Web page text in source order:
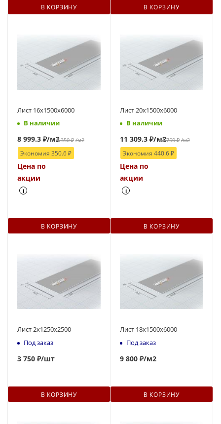
В КОРЗИНУ В КОРЗИНУ
Лист 16х1500х6000
В наличии
9 350₽ /м2
8 999.3 ₽/м2
Экономия 350.6₽
Цена по
акции
i
В КОРЗИНУ
Лист 20х1500х6000
В наличии
11 750₽ /м2
11 309.3 ₽/м2
Экономия 440.6₽
Цена по
акции
i
В КОРЗИНУ
Лист 2х1250х2500
Под заказ
3 750 ₽/шт
В КОРЗИНУ
Лист 18х1500х6000
Под заказ
9 800 ₽/м2
В КОРЗИНУ